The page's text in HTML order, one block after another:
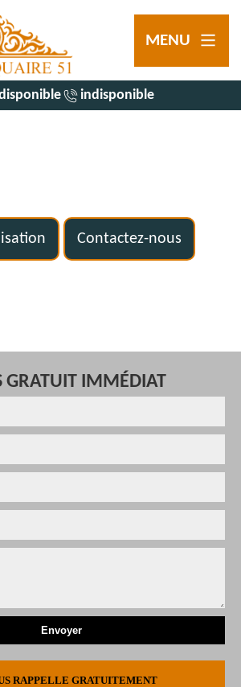
MENU
indisponible
Contactez-nous
GRATUIT IMMÉDIAT
RAPPELLE GRATUITEMENT